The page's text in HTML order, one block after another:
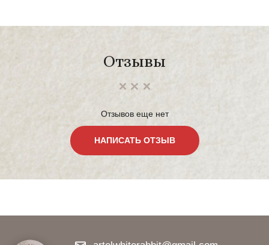
Отзывы
Отзывов еще нет
НАПИСАТЬ ОТЗЫВ